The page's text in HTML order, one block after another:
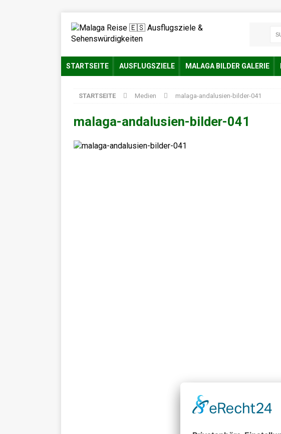
STARTSEITE AUSFLUGSZIELE MALAGA BILDER GALERIE
STARTSEITE Medien malaga-andalusien-bilder-041
malaga-andalusien-bilder-041